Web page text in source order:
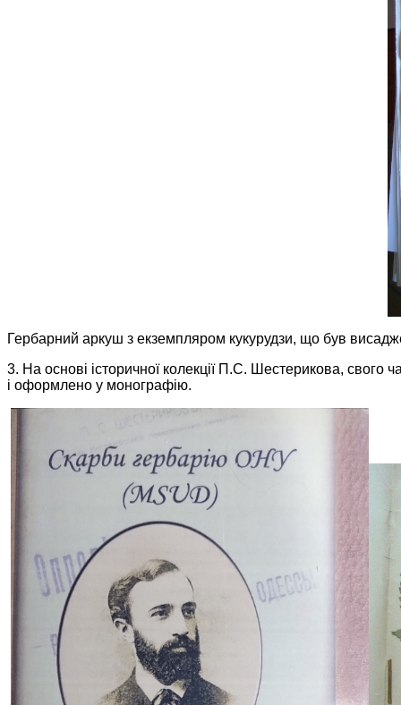
Гербарний аркуш з екземпляром кукурудзи, що був
3. На основі історичної колекції П.С. Шестерикова, свого
і оформлено у монографію.